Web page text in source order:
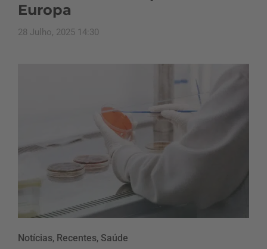
Europa
28 Julho, 2025 14:30
Notícias, Recentes, Saúde